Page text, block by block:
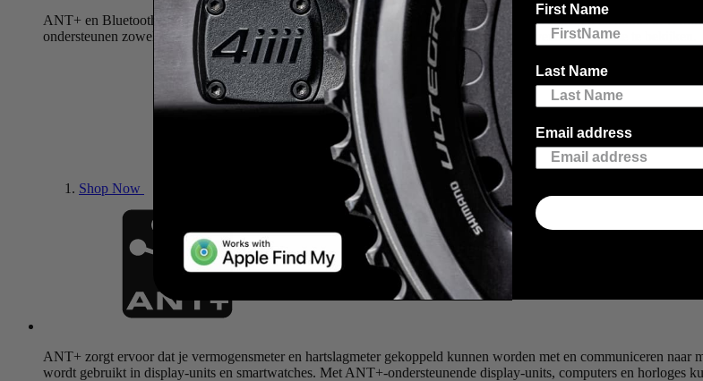
ANT+ en Bluetooth Smart maken het mogelijk om je vermogensmeter en/of hartslagmeter snel en naadloos te
ondersteunen zowel ANT+ als Bluetooth, waardoor je meerdere opties hebt om je gegevens in real-time te bekijken.
Shop Now
ANT+ zorgt ervoor dat je vermogensmeter en hartslagmeter gekoppeld kunnen worden met en communiceren
wordt gebruikt in display-units en smartwatches. Met ANT+-ondersteunende display-units, computers en horloges
First Name
Last Name
Email address